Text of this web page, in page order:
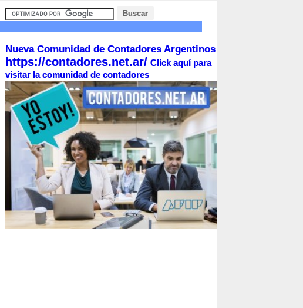
Nueva Comunidad de Contadores Argentinos
https://contadores.net.ar/ Click aquí para
visitar la comunidad de contadores